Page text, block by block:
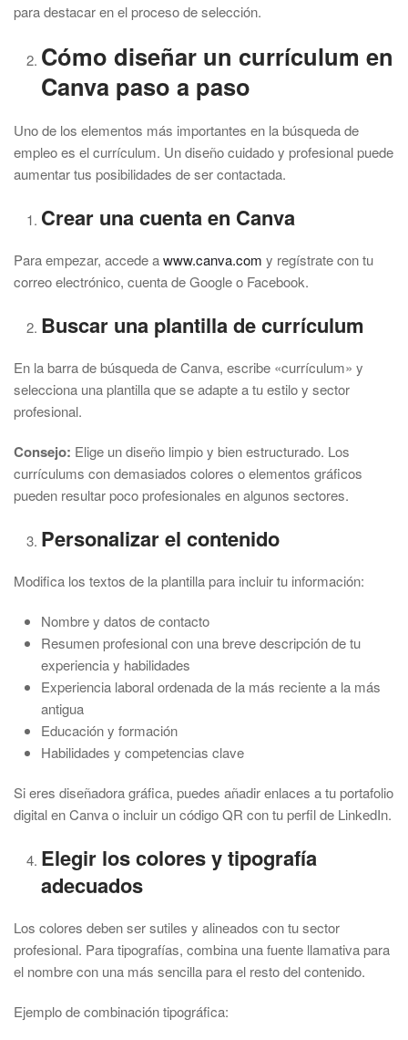
para destacar en el proceso de selección.
Cómo diseñar un currículum en
Canva paso a paso
Uno de los elementos más importantes en la búsqueda de
empleo es el currículum. Un diseño cuidado y profesional puede
aumentar tus posibilidades de ser contactada.
Crear una cuenta en Canva
Para empezar, accede awww.canva.com y regístrate con tu
correo electrónico, cuenta de Google o Facebook.
Buscar una plantilla de currículum
En la barra de búsqueda de Canva, escribe «currículum» y
selecciona una plantilla que se adapte a tu estilo y sector
profesional.
Consejo: Elige un diseño limpio y bien estructurado. Los
currículums con demasiados colores o elementos gráficos
pueden resultar poco profesionales en algunos sectores.
Personalizar el contenido
Modifica los textos de la plantilla para incluir tu información:
Nombre y datos de contacto
Resumen profesional con una breve descripción de tu
experiencia y habilidades
Experiencia laboral ordenada de la más reciente a la más
antigua
Educación y formación
Habilidades y competencias clave
Si eres diseñadora gráfica, puedes añadir enlaces a tu portafolio
digital en Canva o incluir un código QR con tu perfil de LinkedIn.
Elegir los colores y tipografía
adecuados
Los colores deben ser sutiles y alineados con tu sector
profesional. Para tipografías, combina una fuente llamativa para
el nombre con una más sencilla para el resto del contenido.
Ejemplo de combinación tipográfica: